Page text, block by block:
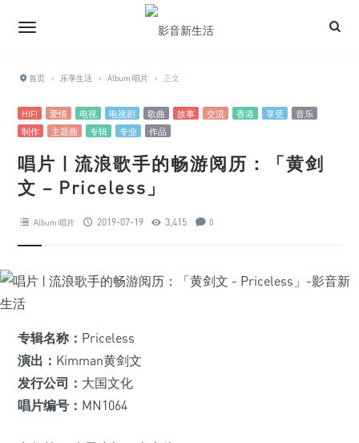
首页 › 乐享生活 › Album 唱片 › 正文
HIFI 爱情 电视 电视剧 歌曲 故事 交流 香港 享受
音乐
制作
主题曲 专辑 专业 作品
唱片 | 流浪歌手的畅游阅历：「黄剑
文 – Priceless」
Album 唱片 2019-07-19 3,415 0
专辑名称： Priceless
演出： Kimman黄剑文
发行公司： 大国文化
唱片编号： MN1064